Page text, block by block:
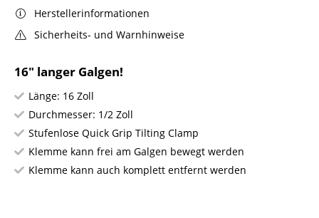
16" langer Galgen!
Länge: 16 Zoll
Durchmesser: 1/2 Zoll
Stufenlose Quick Grip Tilting Clamp
Klemme kann frei am Galgen bewegt werden
Klemme kann auch komplett entfernt werden
Herstellerinformationen
Sicherheits- und Warnhinweise